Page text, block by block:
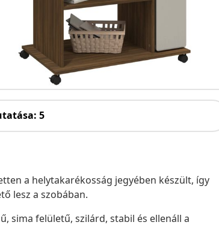
5
a helytakarékosság jegyében készült, így
lesz a szobában.
sima felületű, szilárd, stabil és ellenáll a